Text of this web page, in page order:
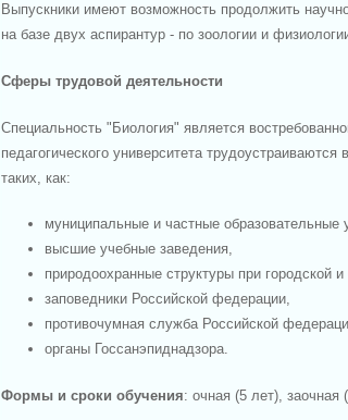
Выпускники имеют возможность продолжить
на базе двух аспирантур - по зоологии и
Сферы трудовой деятельности
Специальность "Биология" является
педагогического университета
таких, как:
муниципальные и частные образовательные
высшие учебные заведения,
природоохранные структуры при городской
заповедники Российской федерации,
противочумная служба Российской
органы Госсанэпиднадзора.
Формы и сроки обучения: очная (5 лет), заочная